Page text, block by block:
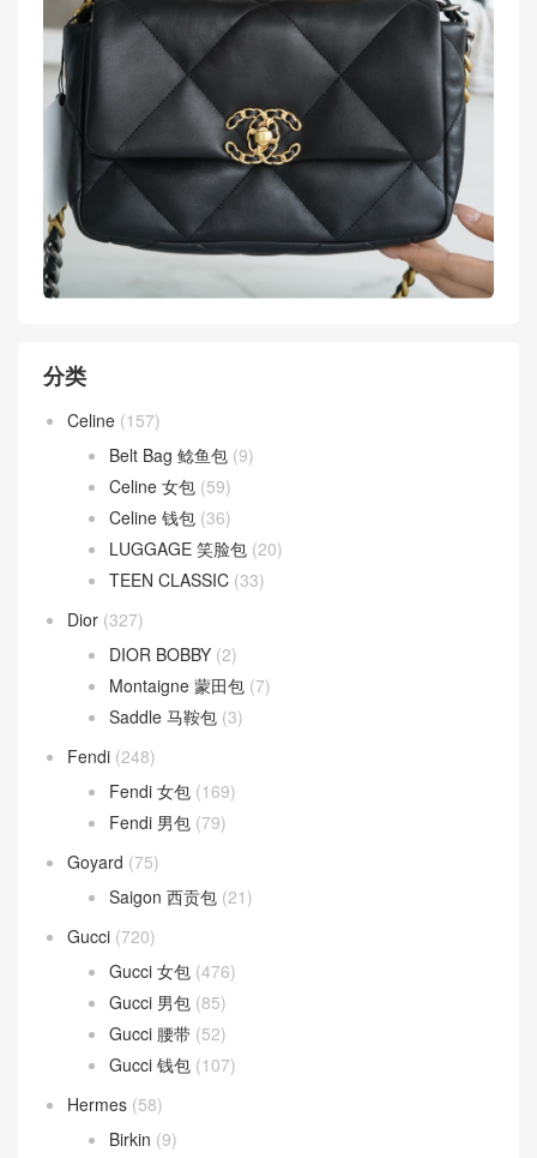
分类
Celine (157)
Belt Bag 鲶鱼包 (9)
Celine 女包 (59)
Celine 钱包 (36)
LUGGAGE 笑脸包 (20)
TEEN CLASSIC (33)
Dior (327)
DIOR BOBBY (2)
Montaigne 蒙田包 (7)
Saddle 马鞍包 (3)
Fendi (248)
Fendi 女包 (169)
Fendi 男包 (79)
Goyard (75)
Saigon 西贡包 (21)
Gucci (720)
Gucci 女包 (476)
Gucci 男包 (85)
Gucci 腰带 (52)
Gucci 钱包 (107)
Hermes (58)
Birkin (9)